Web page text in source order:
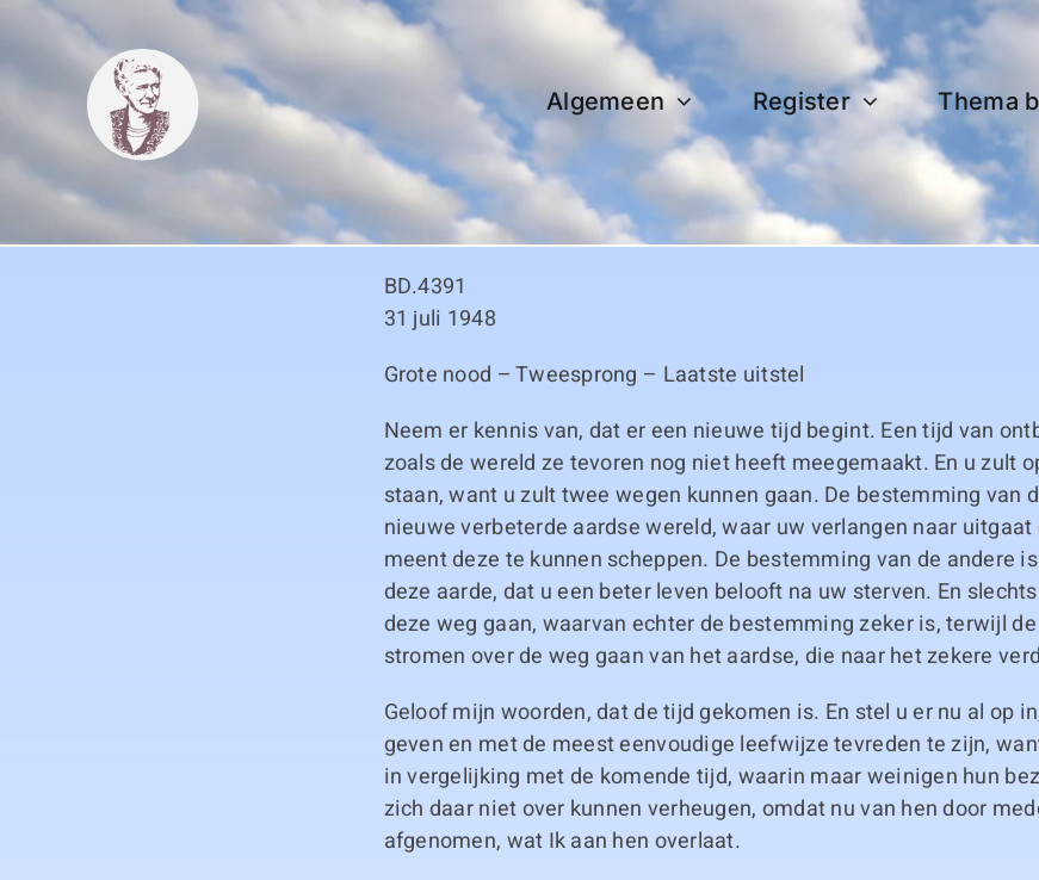
content
Algemeen Register Thema
BD.4391
31 juli 1948
Grote nood – Tweesprong – Laatste uitstel
Neem er kennis van, dat er een nieuwe tijd begint. Een tijd van
zoals de wereld ze tevoren nog niet heeft meegemaakt. En u zult
staan, want u zult twee wegen kunnen gaan. De bestemming van
nieuwe verbeterde aardse wereld, waar uw verlangen naar uitgaat
meent deze te kunnen scheppen. De bestemming van de andere
deze aarde, dat u een beter leven belooft na uw sterven. En
deze weg gaan, waarvan echter de bestemming zeker is, terwijl de
stromen over de weg gaan van het aardse, die naar het zekere
Geloof mijn woorden, dat de tijd gekomen is. En stel u er nu al op
geven en met de meest eenvoudige leefwijze tevreden te zijn,
in vergelijking met de komende tijd, waarin maar weinigen hun
zich daar niet over kunnen verheugen, omdat nu van hen door
afgenomen, wat Ik aan hen overlaat.